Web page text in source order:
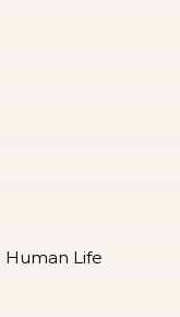
Human Life